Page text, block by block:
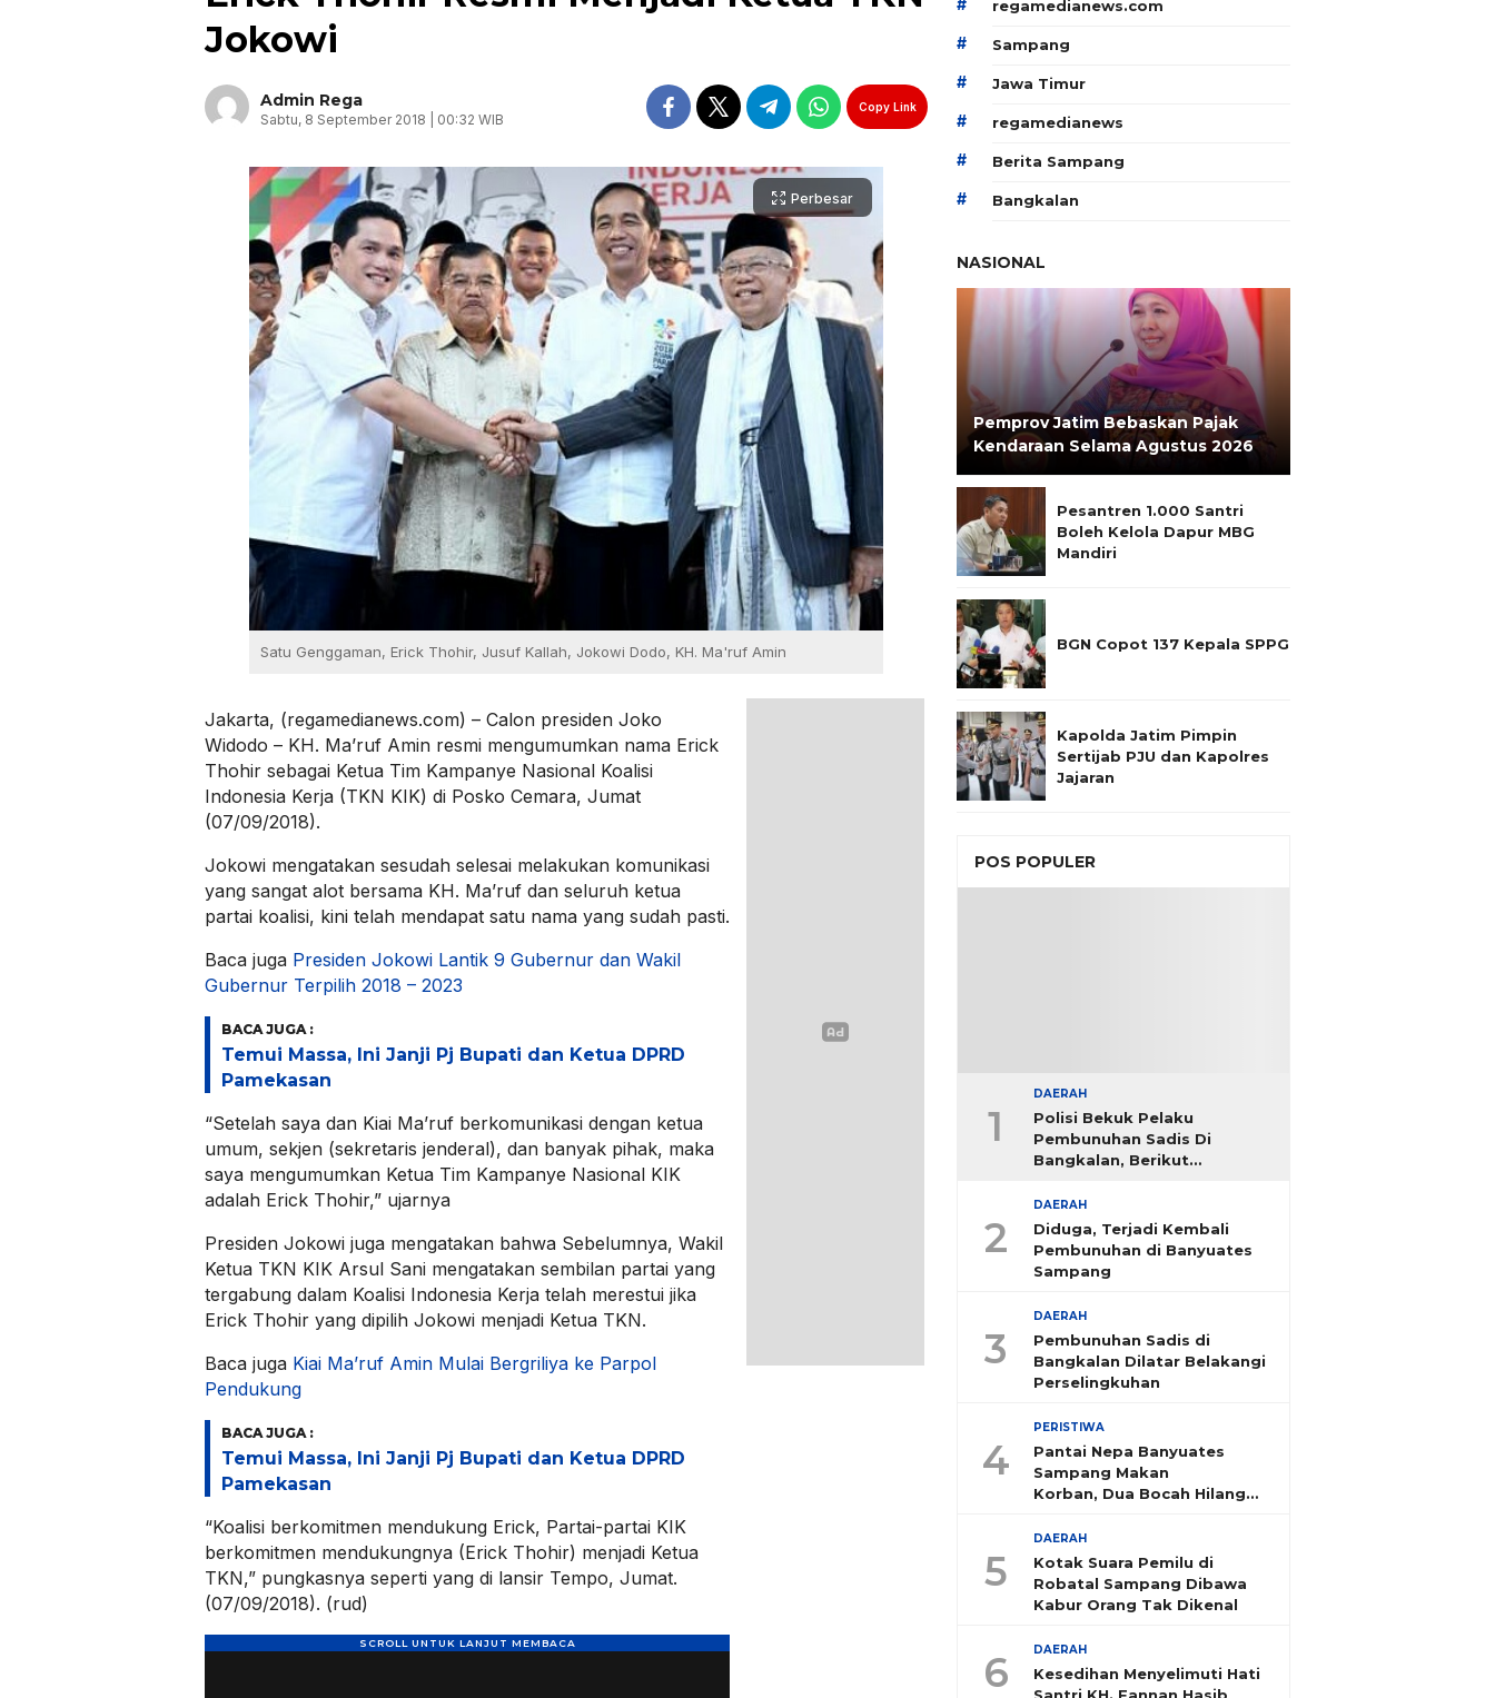
Jokowi
Admin Rega
Sabtu, 8 September 2018 | 00:32 WIB
Copy Link
Perbesar
Satu Genggaman, Erick Thohir, Jusuf Kallah, Jokowi Dodo, KH. Ma'ruf Amin
Jakarta, (regamedianews.com) – Calon presiden Joko
Widodo – KH. Ma’ruf Amin resmi mengumumkan nama Erick
Thohir sebagai Ketua Tim Kampanye Nasional Koalisi
Indonesia Kerja (TKN KIK) di Posko Cemara, Jumat
(07/09/2018).
Jokowi mengatakan sesudah selesai melakukan komunikasi
yang sangat alot bersama KH. Ma’ruf dan seluruh ketua
partai koalisi, kini telah mendapat satu nama yang sudah pasti.
Baca juga Presiden Jokowi Lantik 9 Gubernur dan Wakil
Gubernur Terpilih 2018 – 2023
BACA JUGA :
Temui Massa, Ini Janji Pj Bupati dan Ketua DPRD
Pamekasan
“Setelah saya dan Kiai Ma’ruf berkomunikasi dengan ketua
umum, sekjen (sekretaris jenderal), dan banyak pihak, maka
saya mengumumkan Ketua Tim Kampanye Nasional KIK
adalah Erick Thohir,” ujarnya
Presiden Jokowi juga mengatakan bahwa Sebelumnya, Wakil
Ketua TKN KIK Arsul Sani mengatakan sembilan partai yang
tergabung dalam Koalisi Indonesia Kerja telah merestui jika
Erick Thohir yang dipilih Jokowi menjadi Ketua TKN.
Baca juga Kiai Ma’ruf Amin Mulai Bergriliya ke Parpol
Pendukung
BACA JUGA :
Temui Massa, Ini Janji Pj Bupati dan Ketua DPRD
Pamekasan
“Koalisi berkomitmen mendukung Erick, Partai-partai KIK
berkomitmen mendukungnya (Erick Thohir) menjadi Ketua
TKN,” pungkasnya seperti yang di lansir Tempo, Jumat.
(07/09/2018). (rud)
# regamedianews.com
# Sampang
# Jawa Timur
# regamedianews
# Berita Sampang
# Bangkalan
NASIONAL
Pemprov Jatim Bebaskan Pajak
Kendaraan Selama Agustus 2026
Pesantren 1.000 Santri
Boleh Kelola Dapur MBG
Mandiri
BGN Copot 137 Kepala SPPG
Kapolda Jatim Pimpin
Sertijab PJU dan Kapolres
Jajaran
POS POPULER
1
DAERAH
Polisi Bekuk Pelaku
Pembunuhan Sadis Di
Bangkalan, Berikut
2
DAERAH
Diduga, Terjadi Kembali
Pembunuhan di Banyuates
Sampang
3
DAERAH
Pembunuhan Sadis di
Bangkalan Dilatar Belakangi
Perselingkuhan
4
PERISTIWA
Pantai Nepa Banyuates
Sampang Makan
Korban, Dua Bocah Hilang
5
DAERAH
Kotak Suara Pemilu di
Robatal Sampang Dibawa
Kabur Orang Tak Dikenal
6 DAERAH
Kesedihan Menyelimuti Hati